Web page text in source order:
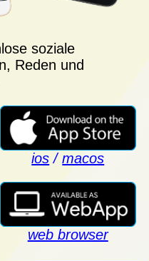
soziale
Reden und
ios / macos
web browser